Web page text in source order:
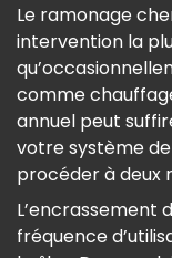
Le ramonage
intervention la
comme
annuel peut
votre système
procéder à deux
L’encrassement
fréquence